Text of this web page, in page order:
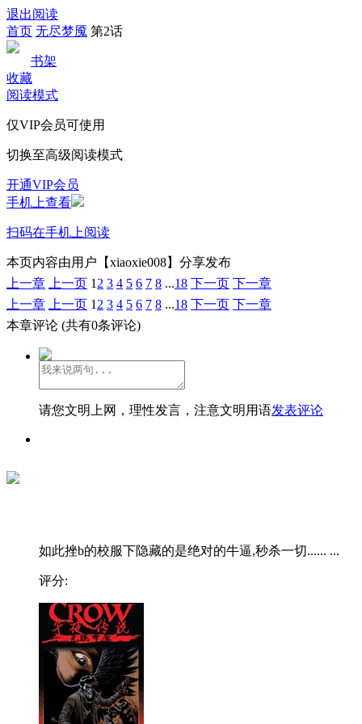
退出阅读
首页 无尽梦魇 第2话
书架
收藏
阅读模式
仅VIP会员可使用
切换至高级阅读模式
开通VIP会员
手机上查看
扫码在手机上阅读
本页内容由用户【xiaoxie008】分享发布
上一章
上一页 1 2 3 4 5 6 7 8 ...18 下一页 下一章
上一章
上一页 1 2 3 4 5 6 7 8 ...18 下一页 下一章
本章评论 (共有0条评论)
请您文明上网，理性发言，注意文明用语发表评论
如此挫b的校服下隐藏的是绝对的牛逼,秒杀一切...... ...
评分: